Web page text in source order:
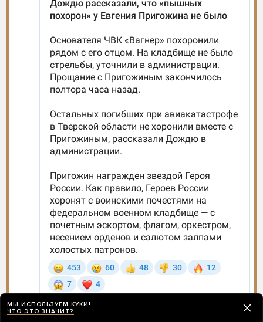
МЫ ИСПОЛЬЗУЕМ КУКИ!
ЧТО ЭТО ЗНАЧИТ?